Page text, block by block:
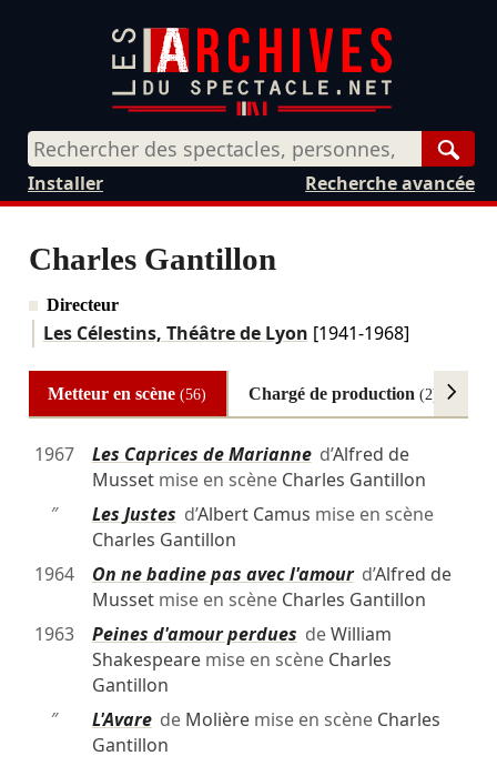
Recherche avancée
Installer
Charles Gantillon
Directeur
Les Célestins, Théâtre de Lyon [1941-1968]
Metteur en scène(56) Chargé de production (2)
1967 Les Caprices de Marianned’Alfred de
Mussetmise en scène Charles Gantillon
″
Les Justes d’Albert Camus mise en scène
Charles Gantillon
1964
On ne badine pas avec l'amourd’Alfred de
Mussetmise en scène Charles Gantillon
1963
Peines d'amour perdues deWilliam
Shakespearemise en scène Charles
Gantillon
″
L'Avarede Molièremise en scène Charles
Gantillon